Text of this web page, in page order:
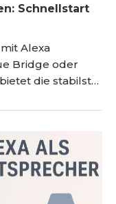
Schnellstart
Alexa
Bridge oder
die stabilste
ist
Lampen
eine klare Schritt-